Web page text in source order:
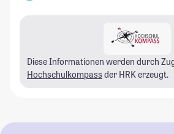
Diese Informationen werden durch
Hochschulkompass der HRK erzeugt.